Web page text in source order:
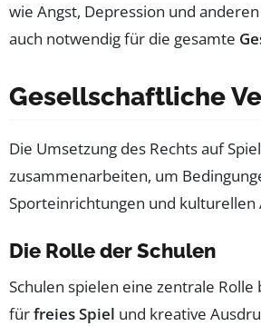
wie Angst, Depression und
auch notwendig für die gesamte
Gesellschaftliche
Die Umsetzung des Rechts auf
zusammenarbeiten, um
Sporteinrichtungen und kulturellen
Die Rolle der Schulen
Schulen spielen eine zentrale
fürfreies Spiel und kreative